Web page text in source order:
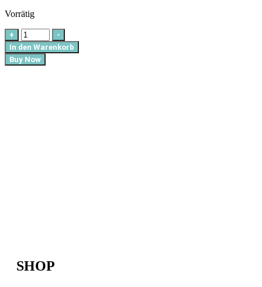
Vorrätig
+
-
In den Warenkorb
Buy Now
SHOP